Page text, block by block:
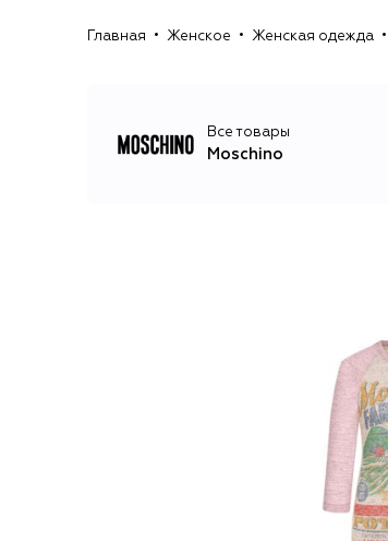
Главная Женское Женская одежда
Все товары
Moschino